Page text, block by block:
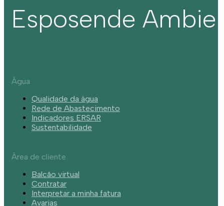
Esposende
Água
Qualidade da água
Rede de Abastecimento
Indicadores ERSAR
Sustentabilidade
Área de cliente
Balcão virtual
Contratar
Interpretar a minha fatura
Avarias